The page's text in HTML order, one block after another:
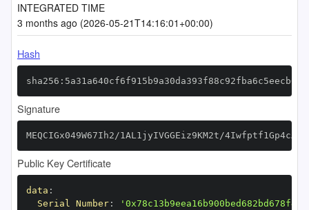
INTEGRATED TIME
3 months ago (2026-05-21T14:16:01+00:00)
Hash
Signature
MEQCIGx049W67Ih2/1AL1jyIVGGEiz9KM2t/
Public Key Certificate
data :
Serial Number: